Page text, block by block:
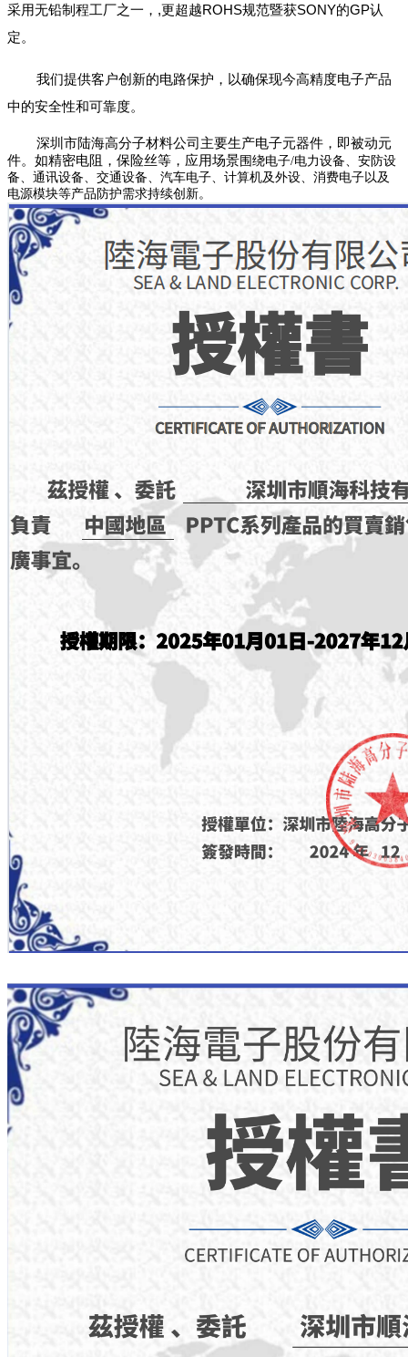
采用无铅制程工厂之一，,更超越ROHS规范暨获SONY的GP认
定。
我们提供客户创新的电路保护，以确保现今高精度电子产品
中的安全性和可靠度。
深圳市陆海高分子材料公司主要生产电子元器件，即被动元
件。如精密电阻，保险丝等，应用场景围绕电子/电力设备、安防设
备、通讯设备、交通设备、汽车电子、计算机及外设、消费电子以及
电源模块等产品防护需求持续创新。